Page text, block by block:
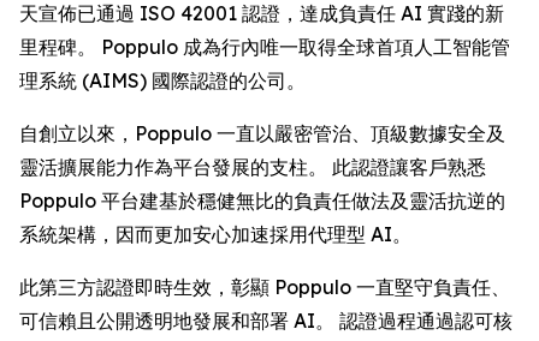
天宣佈已通過 ISO 42001 認證，達成負責任 AI 實踐的新
里程碑。 Poppulo 成為行內唯一取得全球首項人工智能管
理系統 (AIMS) 國際認證的公司。
自創立以來，Poppulo 一直以嚴密管治、頂級數據安全及
靈活擴展能力作為平台發展的支柱。 此認證讓客戶熟悉
Poppulo 平台建基於穩健無比的負責任做法及靈活抗逆的
系統架構，因而更加安心加速採用代理型 AI。
此第三方認證即時生效，彰顯 Poppulo 一直堅守負責任、
可信賴且公開透明地發展和部署 AI。 認證過程通過認可核